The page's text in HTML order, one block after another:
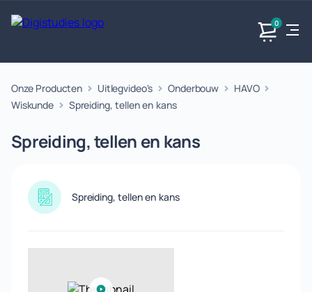
0
Exacte
vakken
vakken.
Taalvakken
Geen
vakken.
Maatschappijvakken Producten
Onze Producten Uitlegvideo's Onderbouw
HAVO
Wiskunde
Spreiding, tellen en kans
Spreiding, tellen en kans
Spreiding, tellen en kans